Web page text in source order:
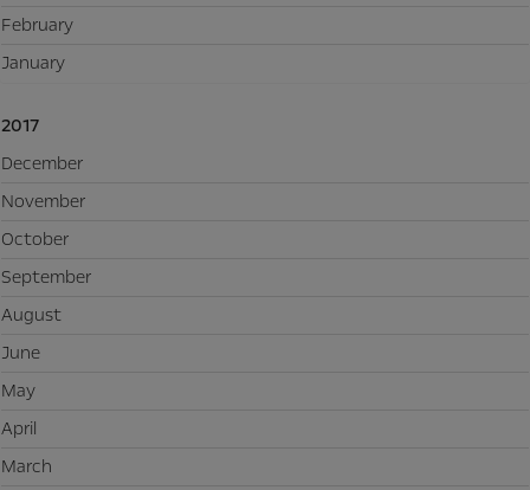
February
January
2017
December
November
October
September
August
June
May
April
March